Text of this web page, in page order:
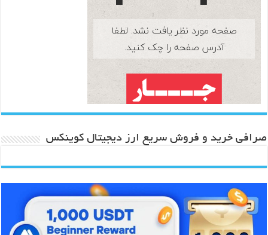
صرافی خرید و فروش سریع ارز دیجیتال کوینکس